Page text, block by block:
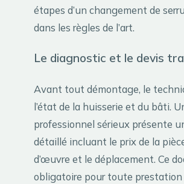
étapes d’un changement de
dans les règles de l’art.
Le diagnostic et le devis
Avant tout démontage, le
l’état de la huisserie et du bâti.
professionnel sérieux présente
détaillé incluant le prix de la
d’œuvre et le déplacement. Ce
obligatoire pour toute prestation